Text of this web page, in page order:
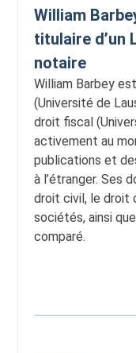
William
titulaire d’un
notaire
William Barbey
(Université de
droit fiscal
activement au
publications et
à l’étranger. Ses
droit civil, le droit
sociétés, ainsi
comparé.